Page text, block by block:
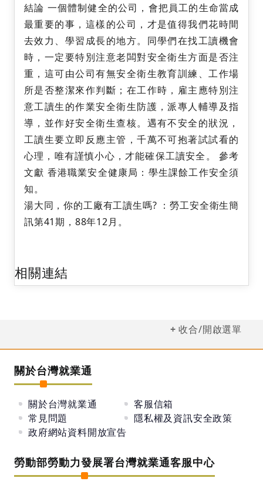
結論 一個體制健全的公司，會把員工的生命當成
最重要的事，這樣的公司，才是值得我們花時間
去效力、學習成長的地方。同學們在找工讀機會
時，一定要特別注意老闆對安全衛生方面是否注
重，這可由公司有無安全衛生教育訓練、工作場
所是否整潔來作判斷；在工作時，雇主應特別注
意工讀生的作業安全衛生防護，派專人輔導及指
導，並作好安全衛生查核。遇有不安全的狀況，
工讀生要立即反應主管，千萬不可抱著試試看的
心理，唯有謹慎小心，才能確保工讀安全。 參考
文獻 香港職業安全健康局：學生課餘工作安全須
知。
湯大同，你的工廠有工讀生嗎? ：勞工安全衛生簡
訊第41期，88年12月。
相關連結
收合/開啟選單
關於台灣就業通
關於台灣就業通
客服信箱
常見問題
隱私權及資訊安全政策
政府網站資料開放宣告
勞動部勞動力發展署台灣就業通客服中心